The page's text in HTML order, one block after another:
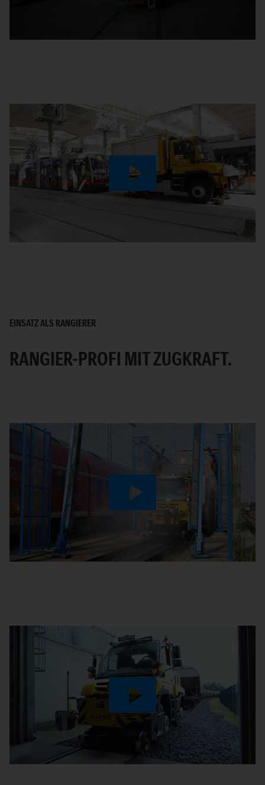
Video
Play
EINSATZ ALS RANGIERER
RANGIER-PROFI MIT ZUGKRAFT.
Play
Video
Play
Video